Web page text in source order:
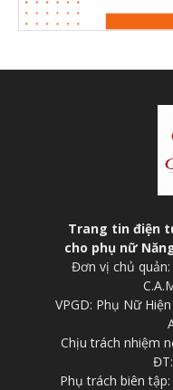
Trang tin điện
cho phụ nữ
Đơn vị chủ
VPGD: Phụ Nữ
Chịu trách nhiệm
Phụ trách biên